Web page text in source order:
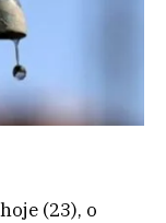
(23), o